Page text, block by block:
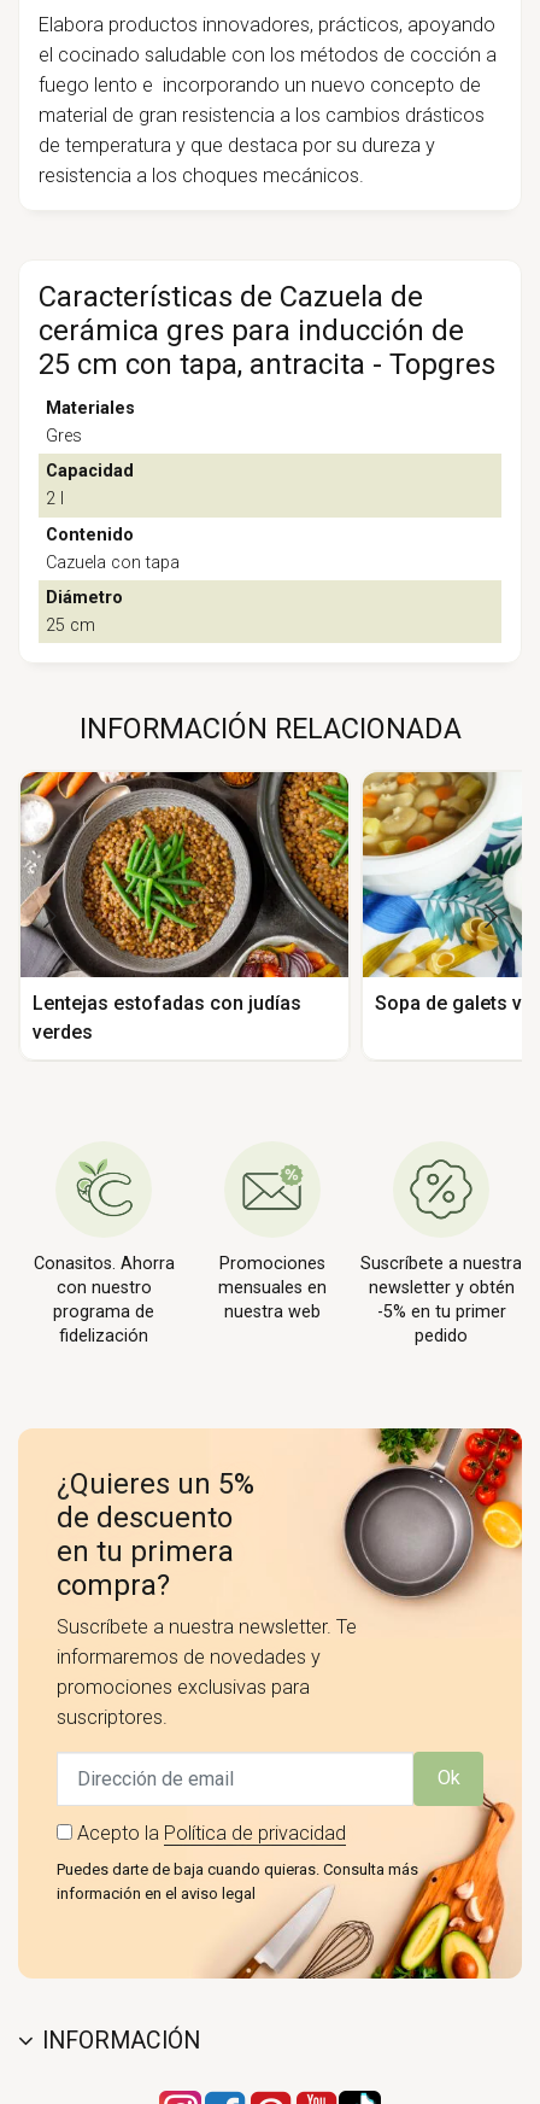
Elabora productos innovadores, prácticos, apoyando
el cocinado saludable con los métodos de cocción a
fuego lento e incorporando un nuevo concepto de
material de gran resistencia a los cambios drásticos
de temperatura y que destaca por su dureza y
resistencia a los choques mecánicos.
Características de Cazuela de
cerámica gres para inducción de
25 cm con tapa, antracita - Topgres
Materiales
Gres
Capacidad
2 l
Contenido
Cazuela con tapa
Diámetro
25 cm
INFORMACIÓN RELACIONADA
Lentejas estofadas con judías
verdes
Sopa de galets
Conasitos. Ahorra
con nuestro
programa de
fidelización
Promociones
mensuales en
nuestra web
Suscríbete a nuestra
newsletter y obtén
-5% en tu primer
pedido
¿Quieres un 5%
de descuento
en tu primera
compra?
Suscríbete a nuestra newsletter. Te
informaremos de novedades y
promociones exclusivas para
suscriptores.
Ok
Acepto la Política de privacidad
Puedes darte de baja cuando quieras. Consulta más
información en el aviso legal
INFORMACIÓN